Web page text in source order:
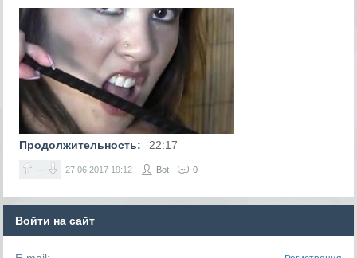
Продолжительность: 22:17
— 27.06.2017 19:12 Bot 0
Войти на сайт